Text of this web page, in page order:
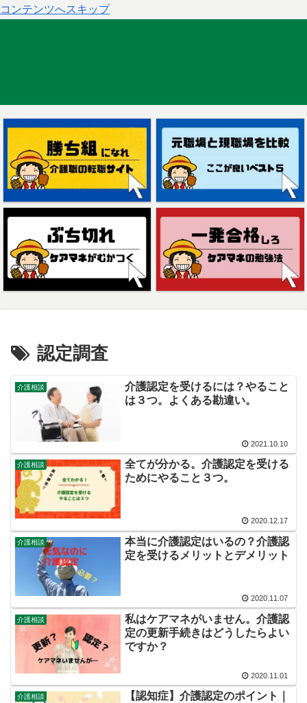
コンテンツへスキップ
認定調査
介護相談
介護認定を受けるには？やること
は３つ。よくある勘違い。
2021.10.10
介護相談
全てが分かる。介護認定を受ける
ためにやること３つ。
2020.12.17
介護相談
本当に介護認定はいるの？介護認
定を受けるメリットとデメリット
2020.11.07
介護相談
私はケアマネがいません。介護認
定の更新手続きはどうしたらよい
ですか？
2020.11.01
介護相談
【認知症】介護認定のポイント｜